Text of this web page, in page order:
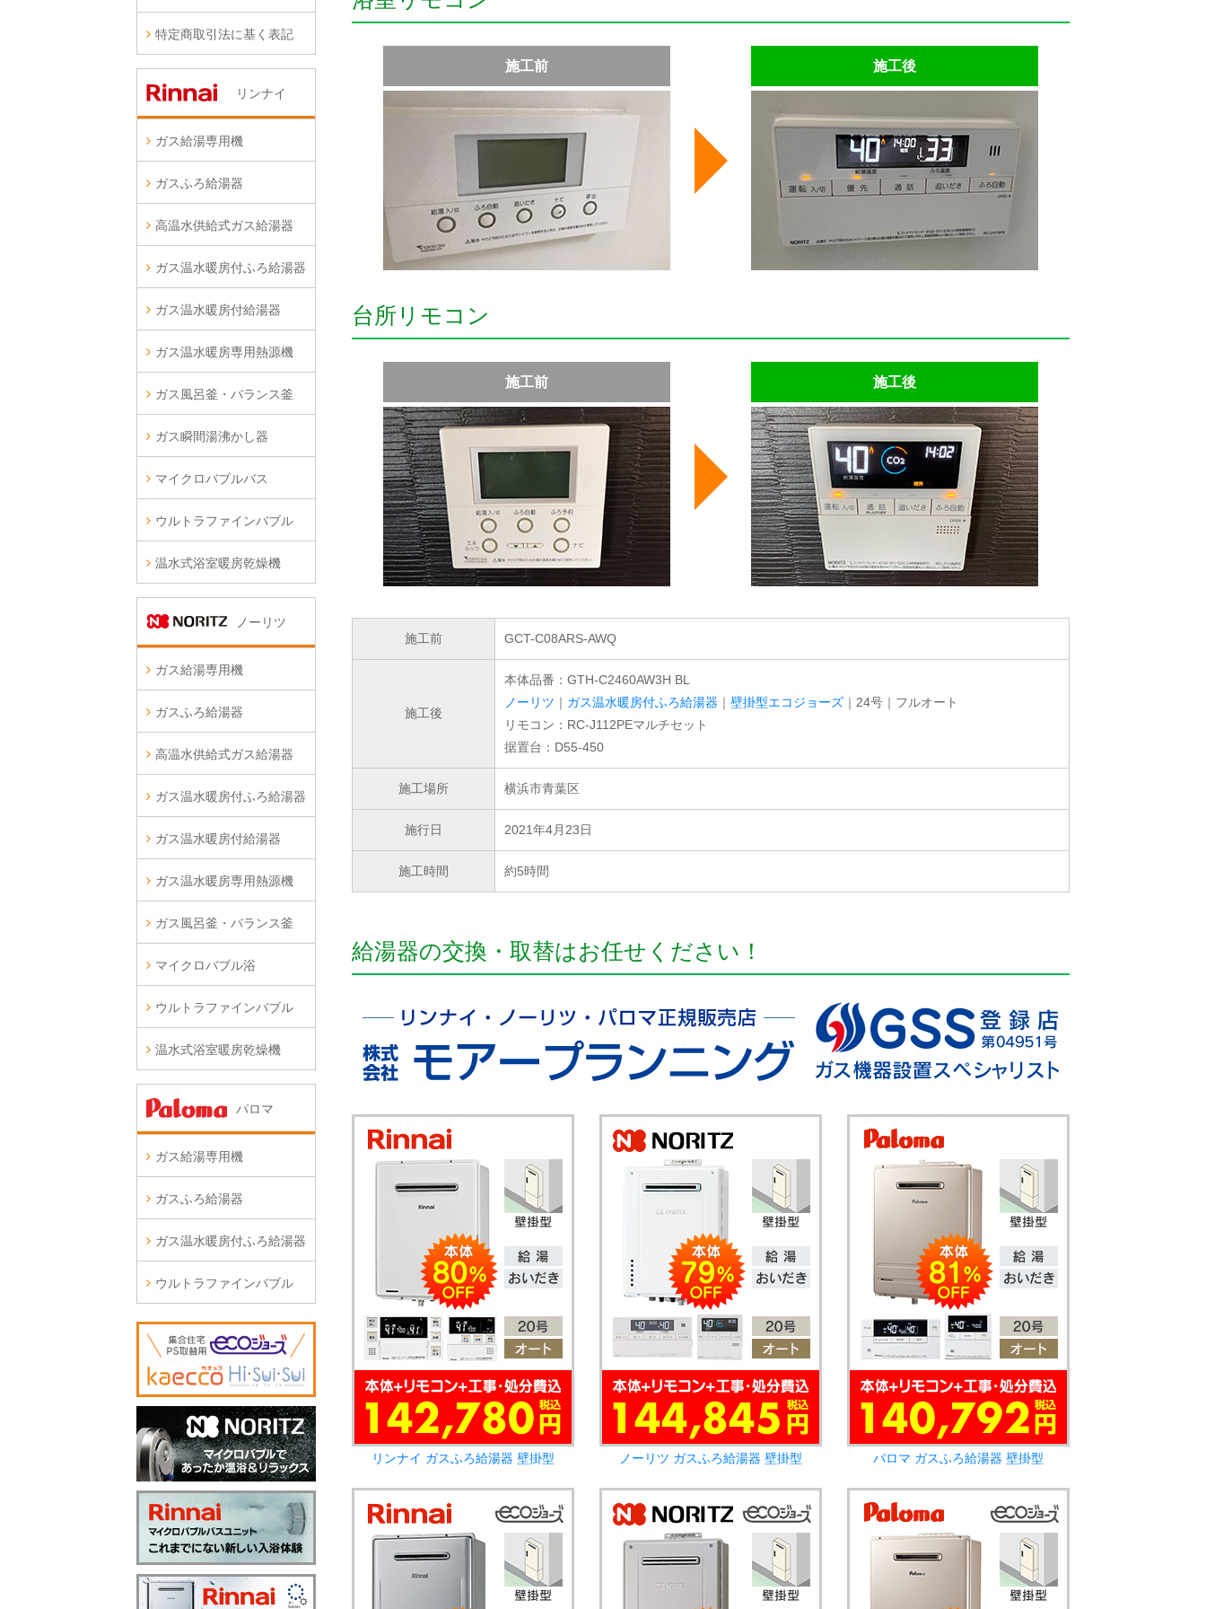
施工前 施工後
台所リモコン
施工前 施工後
施工前 GCT-C08ARS-AWQ
施工後
本体品番：GTH-C2460AW3H BL
ノーリツ ｜ ガス温水暖房付ふろ給湯器 ｜ 壁掛型エコジョーズ ｜24号｜フルオート
リモコン：RC-J112PEマルチセット
据置台：D55-450
施工場所 横浜市青葉区
施行日 2021年4月23日
施工時間 約5時間
給湯器の交換・取替はお任せください！
リンナイ ガスふろ給湯器 壁掛型 ノーリツ ガスふろ給湯器 壁掛型 パロマ ガスふろ給湯器 壁掛型
特定商取引法に基く表記
リンナイ
ガス給湯専用機
ガスふろ給湯器
高温水供給式ガス給湯器
ガス温水暖房付ふろ給湯器
ガス温水暖房付給湯器
ガス温水暖房専用熱源機
ガス風呂釜・バランス釜
ガス瞬間湯沸かし器
マイクロバブルバス
ウルトラファインバブル
温水式浴室暖房乾燥機
ノーリツ
ガス給湯専用機
ガスふろ給湯器
高温水供給式ガス給湯器
ガス温水暖房付ふろ給湯器
ガス温水暖房付給湯器
ガス温水暖房専用熱源機
ガス風呂釜・バランス釜
マイクロバブル浴
ウルトラファインバブル
温水式浴室暖房乾燥機
パロマ
ガス給湯専用機
ガスふろ給湯器
ガス温水暖房付ふろ給湯器
ウルトラファインバブル